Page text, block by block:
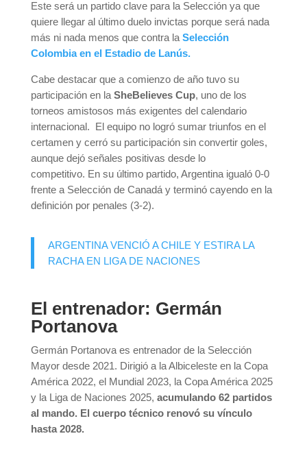
Este será un partido clave para la Selección ya que
quiere llegar al último duelo invictas porque será nada
más ni nada menos que contra la Selección
Colombia en el Estadio de Lanús.
Cabe destacar que a comienzo de año tuvo su
participación en la SheBelieves Cup, uno de los
torneos amistosos más exigentes del calendario
internacional. El equipo no logró sumar triunfos en el
certamen y cerró su participación sin convertir goles,
aunque dejó señales positivas desde lo
competitivo. En su último partido, Argentina igualó 0-0
frente a Selección de Canadá y terminó cayendo en la
definición por penales (3-2).
ARGENTINA VENCIÓ A CHILE Y ESTIRA LA
RACHA EN LIGA DE NACIONES
El entrenador: Germán
Portanova
Germán Portanova es entrenador de la Selección
Mayor desde 2021. Dirigió a la Albiceleste en la Copa
América 2022, el Mundial 2023, la Copa América 2025
y la Liga de Naciones 2025, acumulando 62 partidos
al mando. El cuerpo técnico renovó su vínculo
hasta 2028.